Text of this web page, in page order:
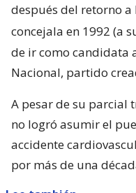
después del retorno
concejala en 1992 (a
de ir como candidata
Nacional, partido
A pesar de su parcial
no logró asumir el
accidente
por más de una